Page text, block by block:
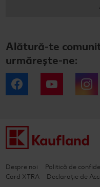
Alătură-te
urmărește-ne:
Facebook YouTube
Despre noi Politică de
Card XTRA
Declarație de